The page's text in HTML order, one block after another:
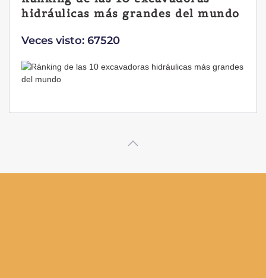
hidráulicas más grandes del mundo
Veces visto: 67520